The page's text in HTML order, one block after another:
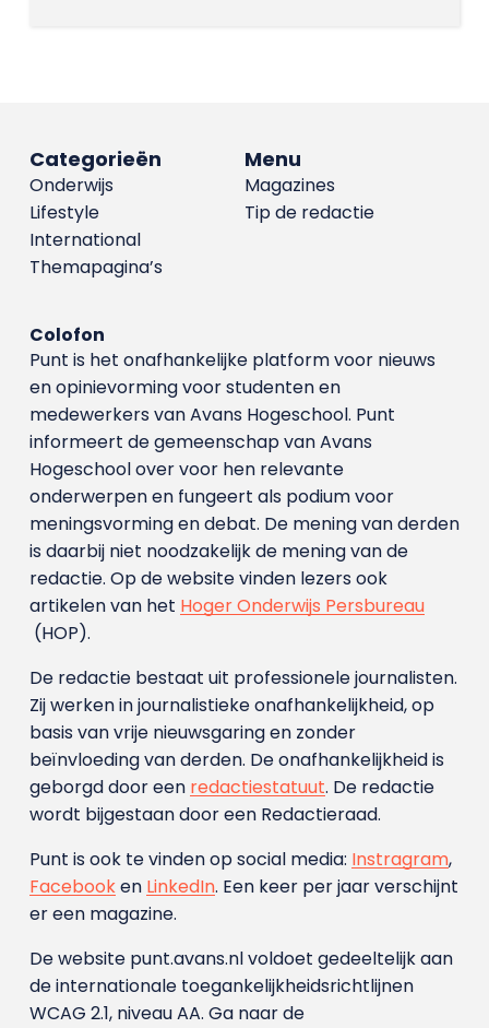
Menu
Magazines
Tip de redactie
Categorieën
Onderwijs
Lifestyle
International
Themapagina’s
Colofon
Punt is het onafhankelijke platform voor nieuws
en opinievorming voor studenten en
medewerkers van Avans Hoge­school. Punt
informeert de gemeenschap van Avans
Hogeschool over voor hen relevante
onderwerpen en fungeert als podium voor
meningsvorming en debat. De mening van derden
is daarbij niet noodzakelijk de mening van de
redactie. Op de website vinden lezers ook
artikelen van het Hoger Onderwijs Persbureau
(HOP).
De redactie bestaat uit professionele journalisten.
Zij werken in journalistieke onafhankelijkheid, op
basis van vrije nieuwsgaring en zonder
beïnvloeding van derden. De onafhankelijkheid is
geborgd door een redactiestatuut. De redactie
wordt bijgestaan door een Redactieraad.
Punt is ook te vinden op social media: Instragram,
Facebooken LinkedIn. Een keer per jaar verschijnt
er een magazine.
De website punt.avans.nl voldoet gedeeltelijk aan
de internationale toegankelijkheidsrichtlijnen
WCAG 2.1, niveau AA. Ga naar de